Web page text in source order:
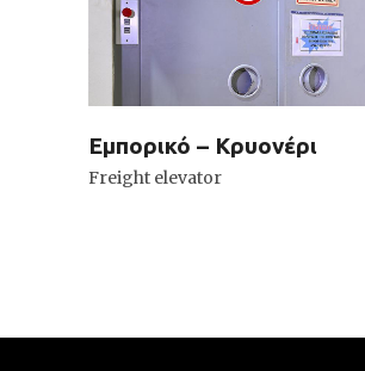
Εμπορικό – Κρυονέρι
Freight elevator